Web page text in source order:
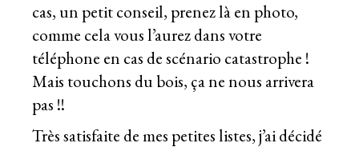
cas, un petit conseil, prenez là en photo,
comme cela vous l’aurez dans votre
téléphone en cas de scénario catastrophe !
Mais touchons du bois, ça ne nous arrivera
pas !!
Très satisfaite de mes petites listes, j’ai décidé